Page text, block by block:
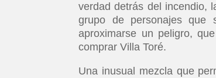
verdad detrás del incendio,
grupo de personajes
aproximarse un peligro,
comprar Villa Toré.
Una inusual mezcla que